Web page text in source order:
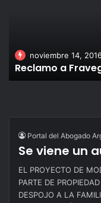
noviembre 14,
Reclamo a
Portal del Abogado
Se viene un
EL PROYECTO DE
PARTE DE
DESPOJO A LA